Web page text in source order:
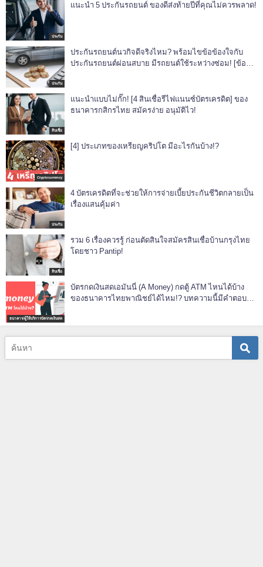
ประกัน
แนะนำ 5 ประกันรถยนต์ ของดีส่งท้ายปีที่คุณไม่ควรพลาด!
ประกัน
ประกันรถยนต์นวกิจดีจริงไหม? พร้อมไขข้อข้องใจกับ
ประกันรถยนต์ผ่อนสบาย มีรถยนต์ใช้ระหว่างซ่อม! [ข้อมูล
สินเชื่อ
แนะนำแบบไม่กั๊ก! [4 สินเชื่อรีไฟแนนซ์บัตรเครดิต] ของ
ธนาคารกสิกรไทย สมัครง่าย อนุมัติไว!
Cryptocurrency
[4] ประเภทของเหรียญคริปโต มีอะไรกันบ้าง!?
ประกัน
4 บัตรเครดิตที่จะช่วยให้การจ่ายเบี้ยประกันชีวิตกลายเป็น
เรื่องแสนคุ้มค่า
สินเชื่อ
รวม 6 เรื่องควรรู้ ก่อนตัดสินใจสมัครสินเชื่อบ้านกรุงไทย
โดยชาว Pantip!
ธนาคาร/ผู้ให้บริการบัตรกดเงินสด
บัตรกดเงินสดเอมันนี่ (A Money) กดตู้ ATM ไหนได้บ้าง
ของธนาคารไทยพาณิชย์ได้ไหม!? บทความนี้มีคำตอบ